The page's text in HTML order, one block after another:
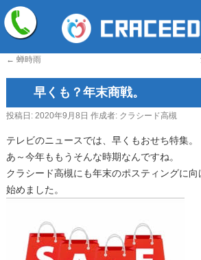
← 蝉時雨
早くも？年末商戦。
投稿日: 2020年9月8日 作成者: クラシード高槻
テレビのニュースでは、早くもおせち特集。
あ～今年ももうそんな時期なんですね。
クラシード高槻にも年末のポスティングに向
始めました。